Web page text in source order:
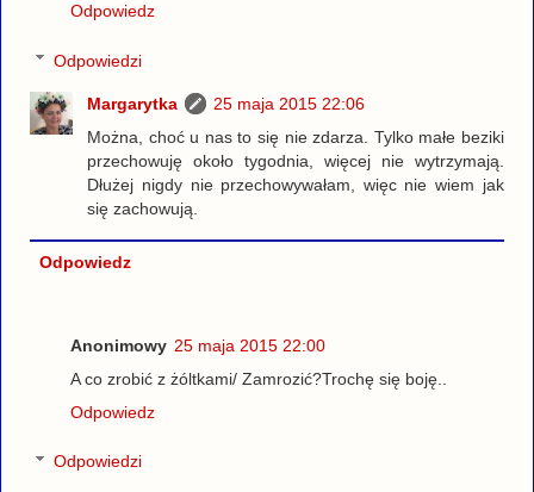
Odpowiedz
Odpowiedzi
Margarytka
25 maja 2015 22:06
Można, choć u nas to się nie zdarza. Tylko małe beziki
przechowuję około tygodnia, więcej nie wytrzymają.
Dłużej nigdy nie przechowywałam, więc nie wiem jak
się zachowują.
Odpowiedz
Anonimowy 25 maja 2015 22:00
A co zrobić z żóltkami/ Zamrozić?Trochę się boję..
Odpowiedz
Odpowiedzi